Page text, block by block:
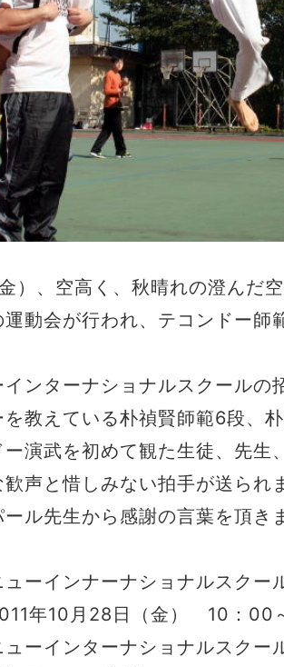
）、空高く、秋晴れの澄んだ
動会が行われ、テコンドー師
ンターナショナルスクールの
教えている朴禎賢師範6段、
演武を初めて観た生徒、先生
声と惜しみない拍手が送られ
ル先生から感謝の言葉を頂き
インナーナショナルスクー
10月28日（金） 10：00
ンターナショナルスクール